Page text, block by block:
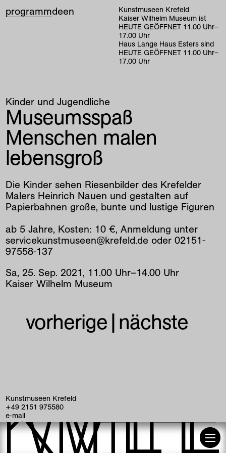
programmdeen
Kunstmuseen Krefeld
Kaiser Wilhelm Museum ist
HEUTE GEÖFFNET 11.00 Uhr–
17.00 Uhr
Haus Lange Haus Esters sind
HEUTE GEÖFFNET 11.00 Uhr–
17.00 Uhr
home
ausstellungen
programm
sammlung
kunstvermittlung
besuch
museum
k+ café
engagement
Kinder und Jugendliche
Museumsspaß
Menschen malen
lebensgroß
Die Kinder sehen Riesenbilder des Krefelder
Malers Heinrich Nauen und gestalten auf
Papierbahnen große, bunte und lustige Figuren
ab 5 Jahre, Kosten: 10 €, Anmeldung unter
servicekunstmuseen@krefeld.de oder 02151-
97558-137
Sa, 25.Sep. 2021 , 11 .00 Uhr–14.00 Uhr
Kaiser Wilhelm Museum
vorherige|nächste
Kunstmuseen Krefeld
+49 2151 975580
e-mail
kunstmuseenkrefeld.de
K+ Café im KWM
+49 2151 4427750